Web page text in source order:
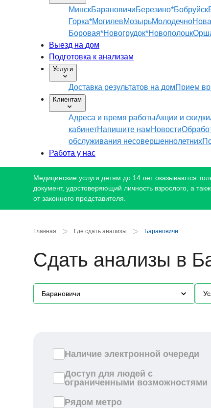
МинскБарановичиБерезино*Бобруйск
Горка*МогилевМозырьМолодечно
Боровая*Новогрудок*Новополоцк
Выезд на дом
Подготовка к анализам
Услуги
Доставка результатов на домПрием
Клиентам
Адреса и время работыАкции и скидки
кабинетНапишите намНовости
обслуживания несовершеннолетних
Работа у нас
Медицинские услуги детям до 14 лет оказываются
документ, удостоверяющий личность взрослого, а
от законного представителя.
Главная > Где сдать анализы > Барановичи
Сдать анализы в
Барановичи
Наличие электронной очереди
Доступ для людей с
ограниченными возможностями
Рядом метро